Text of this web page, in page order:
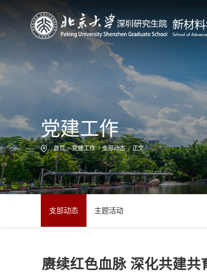
党建工作
首页 / 党建工作 / 支部动态 /正文
支部动态 主题活动
赓续红色血脉 深化共建